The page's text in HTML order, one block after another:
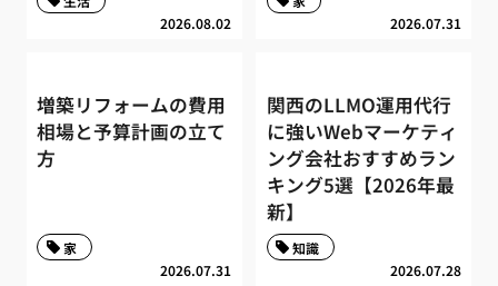
2026.08.02 2026.07.31
増築リフォームの費用
相場と予算計画の立て
方
2026.07.31
家
関西のLLMO運用代行
に強いWebマーケティ
ング会社おすすめラン
キング5選【2026年最
新】
2026.07.28
知識